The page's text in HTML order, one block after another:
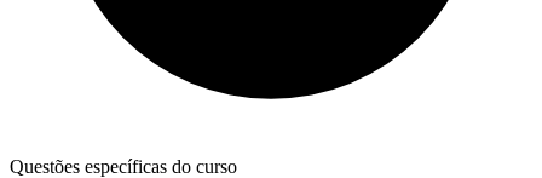
Questões específicas do curso